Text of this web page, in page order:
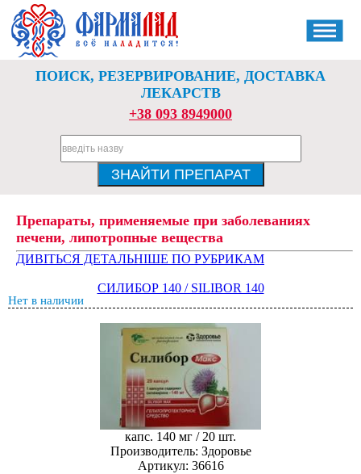
ПОИСК, РЕЗЕРВИРОВАНИЕ, ДОСТАВКА
ЛЕКАРСТВ
+38 093 8949000
Препараты, применяемые при заболеваниях
печени, липотропные вещества
ДИВІТЬСЯ ДЕТАЛЬНІШЕ ПО РУБРИКАМ
СИЛИБОР 140 / SILIBOR 140
Нет в наличии
капс. 140 мг / 20 шт.
Производитель: Здоровье
Артикул: 36616